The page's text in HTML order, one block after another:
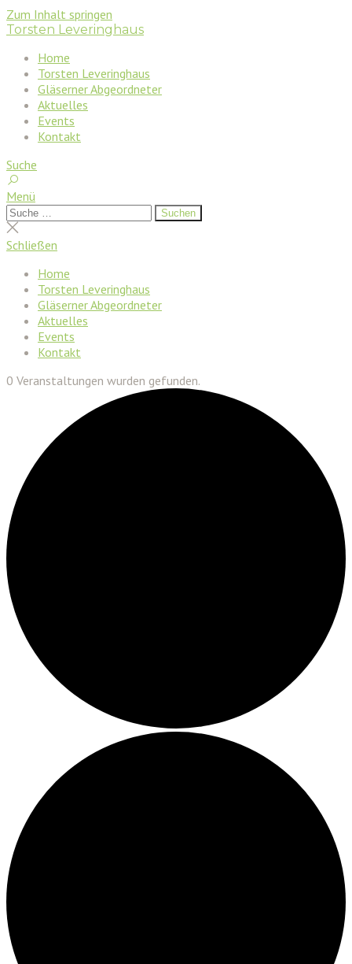
Zum Inhalt springen
Torsten Leveringhaus
Home
Torsten Leveringhaus
Gläserner Abgeordneter
Aktuelles
Events
Kontakt
Suche
Menü
Suchen
nach:
Suchen
Suche
schließen
Schließen
Home
Torsten Leveringhaus
Gläserner Abgeordneter
Aktuelles
Events
Kontakt
0 Veranstaltungen wurden gefunden.